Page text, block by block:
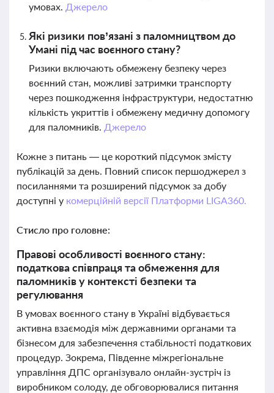
умовах. Джерело
Які ризики пов’язані з паломництвом до
Умані під час воєнного стану?
Ризики включають обмежену безпеку через
воєнний стан, можливі затримки транспорту
через пошкодження інфраструктури, недостатню
кількість укриттів і обмежену медичну допомогу
для паломників. Джерело
Кожне з питань — це короткий підсумок змісту
публікацій за день. Повний список першоджерел з
посиланнями та розширений підсумок за добу
доступні у комерційній версії Платформи LIGA360.
Стисло про головне:
Правові особливості воєнного стану:
податкова співпраця та обмеження для
паломників у контексті безпеки та
регулювання
В умовах воєнного стану в Україні відбувається
активна взаємодія між державними органами та
бізнесом для забезпечення стабільності податкових
процедур. Зокрема, Південне міжрегіональне
управління ДПС організувало онлайн-зустріч із
виробником солоду, де обговорювалися питання